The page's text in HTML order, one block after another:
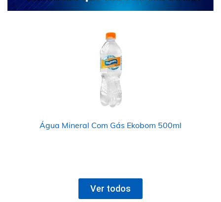
Água Mineral Com Gás Ekobom 500ml
Ver todos